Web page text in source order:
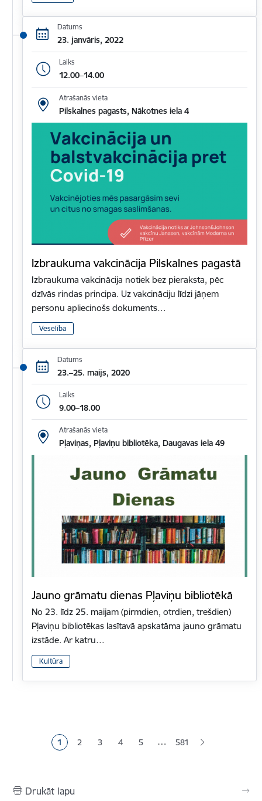
Datums
23. janvāris, 2022
Laiks
12.00–14.00
Atrašanās vieta
Pilskalnes pagasts, Nākotnes iela 4
Izbraukuma vakcinācija Pilskalnes pagastā
Izbraukuma vakcinācija notiek bez pieraksta, pēc
dzīvās rindas principa. Uz vakcināciju līdzi jāņem
personu apliecinošs dokuments…
Veselība
Datums
23.–25. maijs, 2020
Laiks
9.00–18.00
Atrašanās vieta
Pļaviņas, Pļaviņu bibliotēka, Daugavas iela 49
Jauno grāmatu dienas Pļaviņu bibliotēkā
No 23. līdz 25. maijam (pirmdien, otrdien, trešdien)
Pļaviņu bibliotēkas lasītavā apskatāma jauno grāmatu
izstāde. Ar katru…
Kultūra
Pašreizējā lapa
1 Lapa
2 Lapa
3 Lapa
4 Lapa
5 … 581
Drukāt lapu